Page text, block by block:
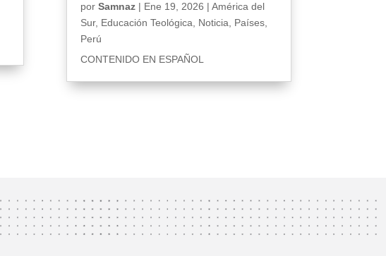
por Samnaz| Ene 19, 2026 | América del
Sur, Educación Teológica, Noticia, Países,
Perú
CONTENIDO EN ESPAÑOL